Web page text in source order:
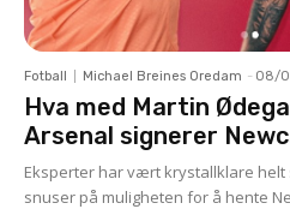
Fotball Michael Breines Oredam - 08/
Hva med Martin
Arsenal signerer
Eksperter har vært krystallklare helt
snuser på muligheten for å hente